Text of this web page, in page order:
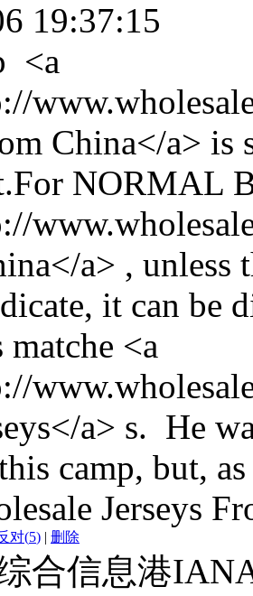
19:37:15
<a
China</a> is
NORMAL
a> , unless
it can be
matche <a
a> s. He
camp, but,
Jerseys
对(5) | 删除
合信息港